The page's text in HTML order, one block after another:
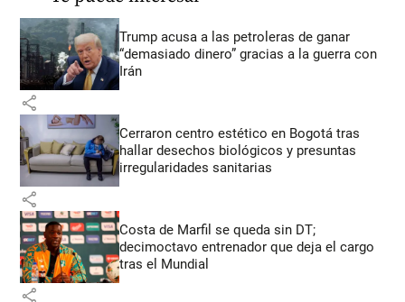
Trump acusa a las petroleras de ganar
“demasiado dinero” gracias a la guerra con
Irán
share
Cerraron centro estético en Bogotá tras
hallar desechos biológicos y presuntas
irregularidades sanitarias
share
Costa de Marfil se queda sin DT;
decimoctavo entrenador que deja el cargo
tras el Mundial
share